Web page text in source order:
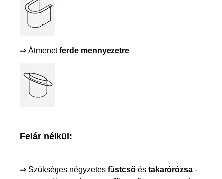
⇒ Átmenetferde mennyezetre
Felár nélkül:
⇒ Szükséges négyzetes füstcső és takarórózsa -